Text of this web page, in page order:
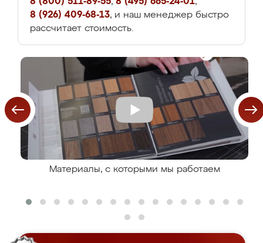
8 (926) 409-68-13, и наш менеджер быстро
рассчитает стоимость.
Материалы, с которыми мы работаем